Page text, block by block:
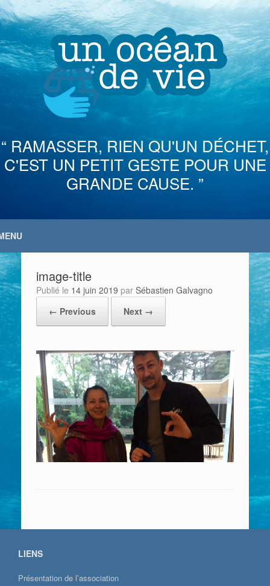
Skip
to
content
“ RAMASSER, RIEN QU'UN DÉCHET,
C'EST UN PETIT GESTE POUR UNE
GRANDE CAUSE. ”
image-title
Publié le 14 juin 2019 par Sébastien Galvagno
← Previous
Next →
LIENS
Présentation de l’association